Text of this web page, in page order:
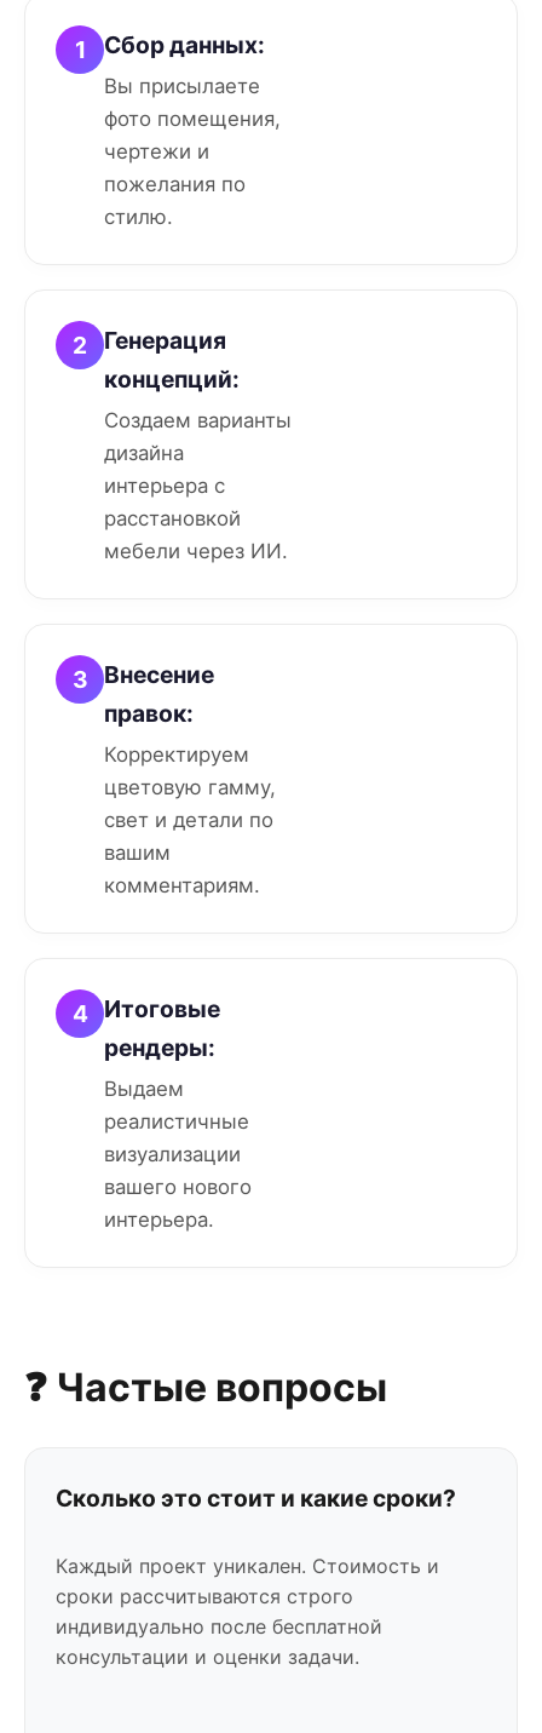
1 Сбор данных:
Вы присылаете
фото помещения,
чертежи и
пожелания по
стилю.
2
Генерация
концепций:
Создаем варианты
дизайна
интерьера с
расстановкой
мебели через ИИ.
3
Внесение
правок:
Корректируем
цветовую гамму,
свет и детали по
вашим
комментариям.
4
Итоговые
рендеры:
Выдаем
реалистичные
визуализации
вашего нового
интерьера.
❓ Частые вопросы
Сколько это стоит и какие сроки?
Каждый проект уникален. Стоимость и
сроки рассчитываются строго
индивидуально после бесплатной
консультации и оценки задачи.